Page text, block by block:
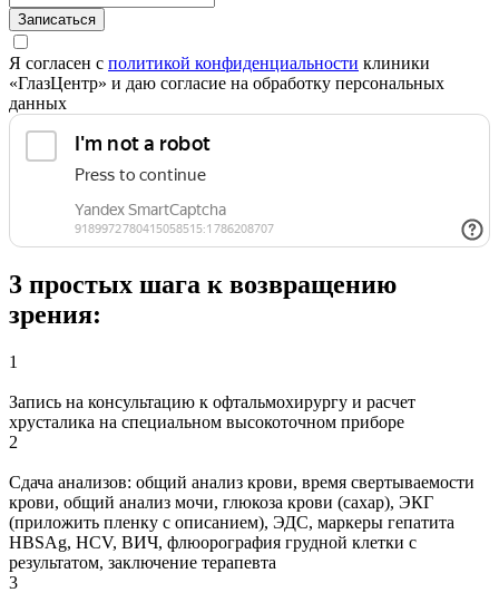
Записаться
Я согласен с политикой конфиденциальности клиники
«ГлазЦентр» и даю согласие на обработку персональных
данных
3 простых шага к возвращению
зрения:
1
Запись на консультацию к офтальмохирургу и расчет
хрусталика на специальном высокоточном приборе
2
Сдача анализов: общий анализ крови, время свертываемости
крови, общий анализ мочи, глюкоза крови (сахар), ЭКГ
(приложить пленку с описанием), ЭДС, маркеры гепатита
HBSAg, HCV, ВИЧ, флюорография грудной клетки с
результатом, заключение терапевта
3